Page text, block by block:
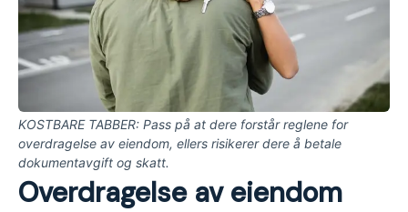
KOSTBARE TABBER: Pass på at dere forstår reglene for
overdragelse av eiendom, ellers risikerer dere å betale
dokumentavgift og skatt.
Overdragelse av eiendom